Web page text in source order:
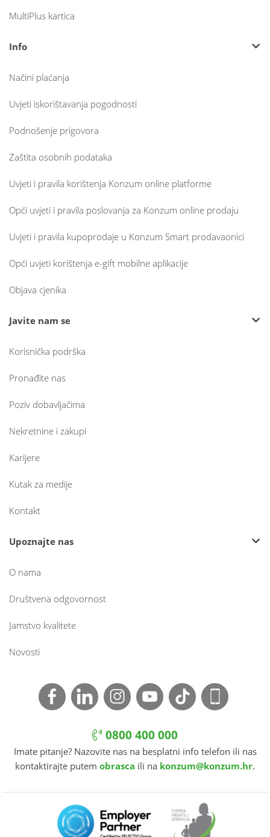
MultiPlus kartica
Info
Načini plaćanja
Uvjeti iskorištavanja pogodnosti
Podnošenje prigovora
Zaštita osobnih podataka
Uvjeti i pravila korištenja Konzum online platforme
Opći uvjeti i pravila poslovanja za Konzum online prodaju
Uvjeti i pravila kupoprodaje u Konzum Smart prodavaonici
Opći uvjeti korištenja e-gift mobilne aplikacije
Objava cjenika
Javite nam se
Korisnička podrška
Pronađite nas
Poziv dobavljačima
Nekretnine i zakupi
Karijere
Kutak za medije
Kontakt
Upoznajte nas
O nama
Društvena odgovornost
Jamstvo kvalitete
Novosti
0800 400 000
Imate pitanje? Nazovite nas na besplatni info telefon ili nas
kontaktirajte putem obrasca ili na konzum@konzum.hr.